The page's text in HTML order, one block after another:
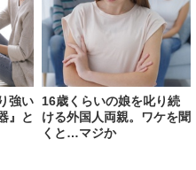
強い
』と
16歳くらいの娘を叱り続
ける外国人両親。ワケを聞
くと…マジか